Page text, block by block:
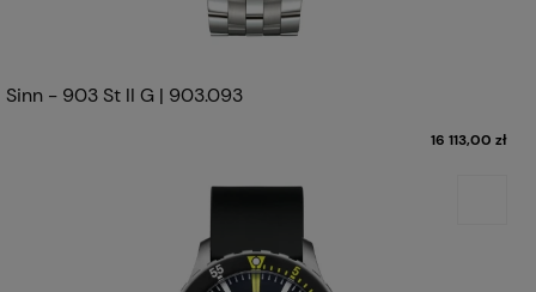
Sinn - 903 St II G | 903.093
16 113,00 zł